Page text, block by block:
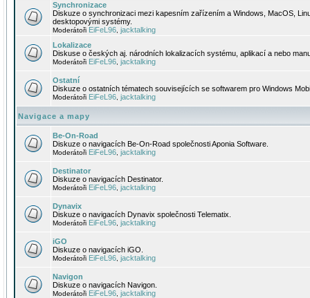
Synchronizace
Diskuze o synchronizaci mezi kapesním zařízením a Windows, MacOS,
desktopovými systémy.
Moderátoři EiFeL96 jacktalking
Lokalizace
Diskuse o českých aj. národních lokalizacích systému, aplikací a nebo
Moderátoři EiFeL96 jacktalking
Ostatní
Diskuze o ostatních tématech souvisejících se softwarem pro Windows
Moderátoři EiFeL96 jacktalking
Navigace a mapy
Be-On-Road
Diskuze o navigacích Be-On-Road společnosti Aponia Software.
Moderátoři EiFeL96 jacktalking
Destinator
Diskuze o navigacích Destinator.
Moderátoři EiFeL96 jacktalking
Dynavix
Diskuze o navigacích Dynavix společnosti Telematix.
Moderátoři EiFeL96 jacktalking
iGO
Diskuze o navigacích iGO.
Moderátoři EiFeL96 jacktalking
Navigon
Diskuze o navigacích Navigon.
Moderátoři EiFeL96 jacktalking